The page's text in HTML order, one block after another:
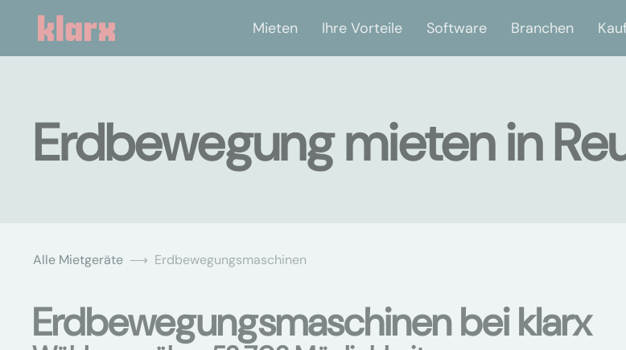
Mieten Ihre Vorteile Software Branchen
Erdbewegung mieten in
Alle Mietgeräte Erdbewegungsmaschinen
Erdbewegungsmaschinen bei klarx